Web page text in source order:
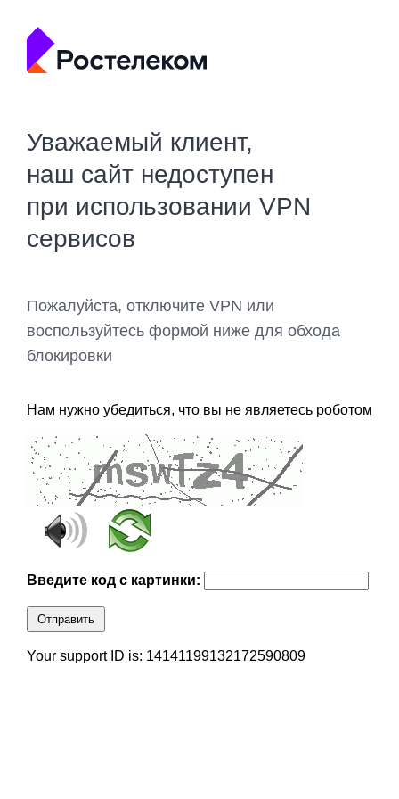
Уважаемый клиент,
наш сайт недоступен
при использовании VPN
сервисов
Пожалуйста, отключите VPN или
воспользуйтесь формой ниже для обхода
блокировки
Нам нужно убедиться, что вы не являетесь роботом
Введите код с картинки:
Отправить
Your support ID is: 14141199132172590809